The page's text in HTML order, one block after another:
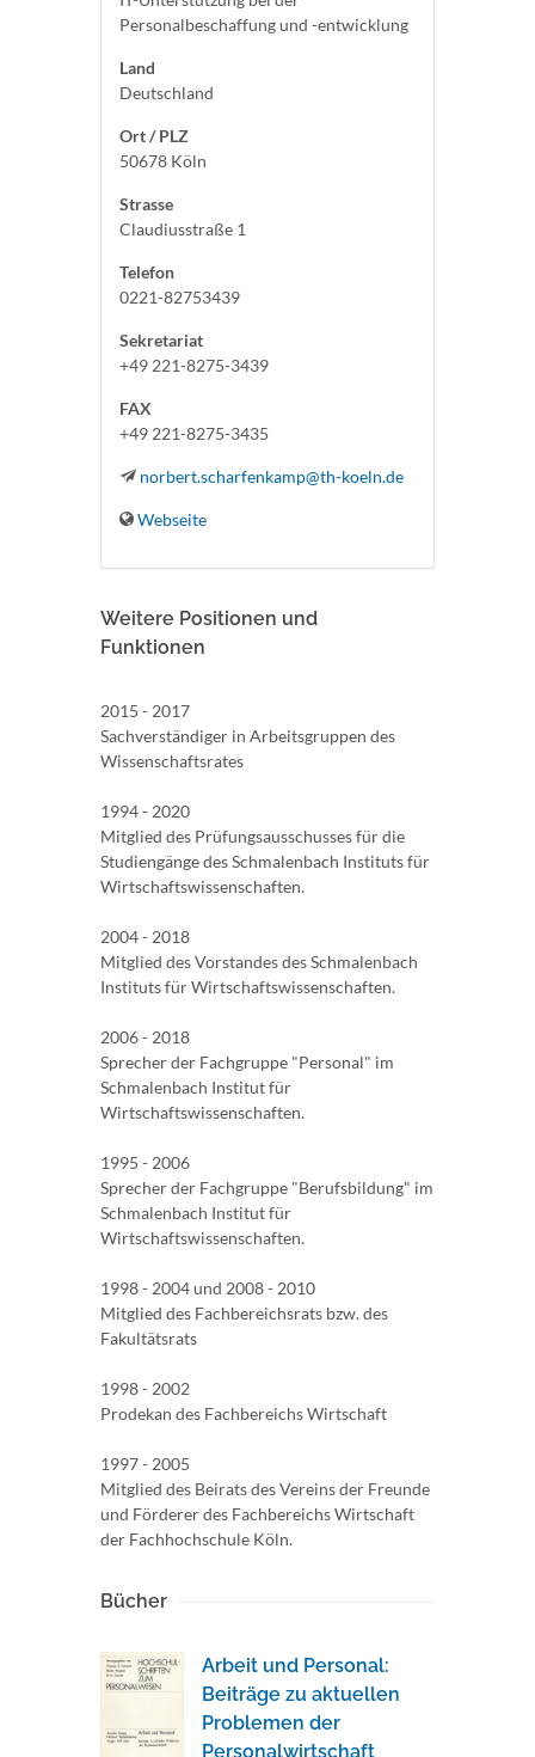
Personalbeschaffung und -entwicklung
Land
Deutschland
Ort / PLZ
50678 Köln
Strasse
Claudiusstraße 1
Telefon
0221-82753439
Sekretariat
+49 221-8275-3439
FAX
+49 221-8275-3435
norbert.scharfenkamp@th-koeln.de
Webseite
Weitere Positionen und
Funktionen
2015 - 2017
Sachverständiger in Arbeitsgruppen des
Wissenschaftsrates
1994 - 2020
Mitglied des Prüfungsausschusses für die
Studiengänge des Schmalenbach Instituts für
Wirtschaftswissenschaften.
2004 - 2018
Mitglied des Vorstandes des Schmalenbach
Instituts für Wirtschaftswissenschaften.
2006 - 2018
Sprecher der Fachgruppe "Personal" im
Schmalenbach Institut für
Wirtschaftswissenschaften.
1995 - 2006
Sprecher der Fachgruppe "Berufsbildung" im
Schmalenbach Institut für
Wirtschaftswissenschaften.
1998 - 2004 und 2008 - 2010
Mitglied des Fachbereichsrats bzw. des
Fakultätsrats
1998 - 2002
Prodekan des Fachbereichs Wirtschaft
1997 - 2005
Mitglied des Beirats des Vereins der Freunde
und Förderer des Fachbereichs Wirtschaft
der Fachhochschule Köln.
Bücher
Arbeit und Personal:
Beiträge zu aktuellen
Problemen der
Personalwirtschaft